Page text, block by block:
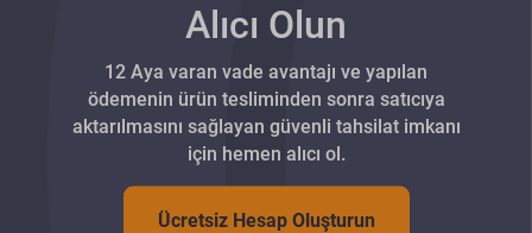
Alıcı Olun
12 Aya varan vade avantajı ve yapılan
ödemenin ürün tesliminden sonra satıcıya
aktarılmasını sağlayan güvenli tahsilat imkanı
için hemen alıcı ol.
Ücretsiz Hesap Oluşturun